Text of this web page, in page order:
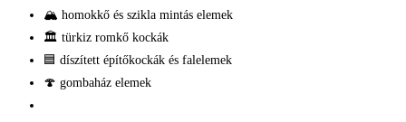
🏔️ homokkő és szikla mintás elemek
🏛️ türkiz romkő kockák
🟦 díszített építőkockák és falelemek
🍄 gombaház elemek